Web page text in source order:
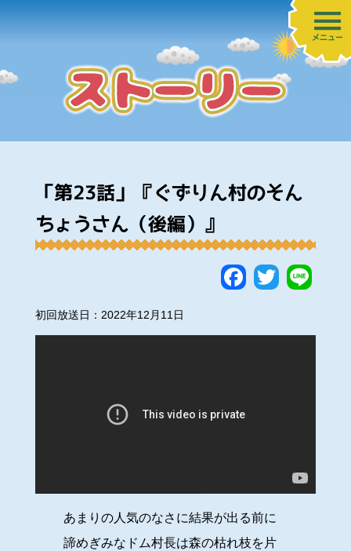
メニュー
「第23話」『ぐずりん村のそん
ちょうさん（後編）』
初回放送日：2022年12月11日
あまりの人気のなさに結果が出る前に
諦めぎみなドム村長は森の枯れ枝を片